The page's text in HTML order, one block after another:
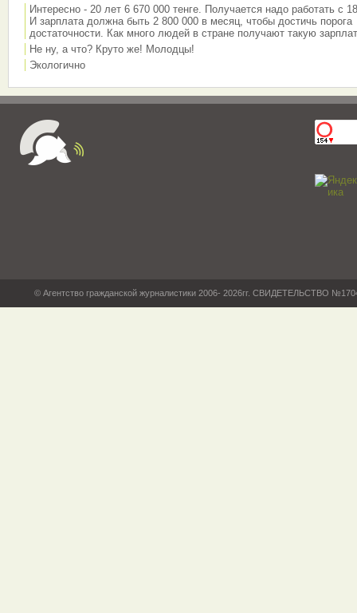
Интересно - 20 лет 6 670 000 тенге. Получается надо работать с
И зарплата должна быть 2 800 000 в месяц, чтобы достичь порога
достаточности. Как много людей в стране получают такую
Не ну, а что? Круто же! Молодцы!
Экологично
© Агентство гражданской журналистики 2006- 2026гг. СВИДЕТЕЛЬСТВО